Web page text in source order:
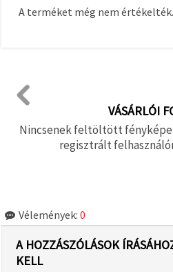
A terméket még nem értékelték.
VÁSÁRLÓI
Nincsenek feltöltött
regisztrált
Vélemények: 0
A HOZZÁSZÓLÁSOK
KELL